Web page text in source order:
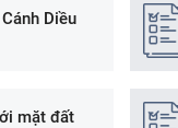
Diều
mặt đất